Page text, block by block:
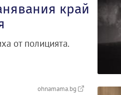
край
от полицията.
ohnamama.bg